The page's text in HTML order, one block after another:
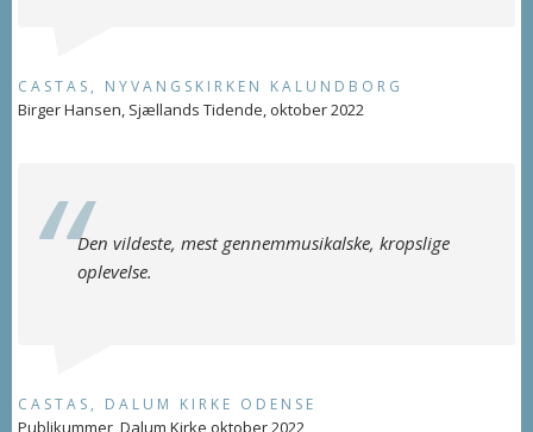
CASTAS, NYVANGSKIRKEN KALUNDBORG
Birger Hansen, Sjællands Tidende, oktober 2022
Den vildeste, mest gennemmusikalske, kropslige
oplevelse.
CASTAS, DALUM KIRKE ODENSE
Publikummer, Dalum Kirke oktober 2022